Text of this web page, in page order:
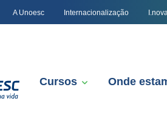
A Unoesc Internacionalização I.nova
Cursos Onde